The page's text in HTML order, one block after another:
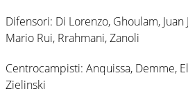
Difensori: Di Lorenzo, Ghoulam, Juan
Mario Rui, Rrahmani, Zanoli
Centrocampisti: Anquissa, Demme,
Zielinski